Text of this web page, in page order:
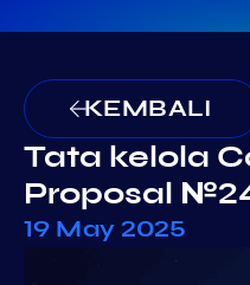
KEMBALI
Tata kelola
Proposal
19 May 2025